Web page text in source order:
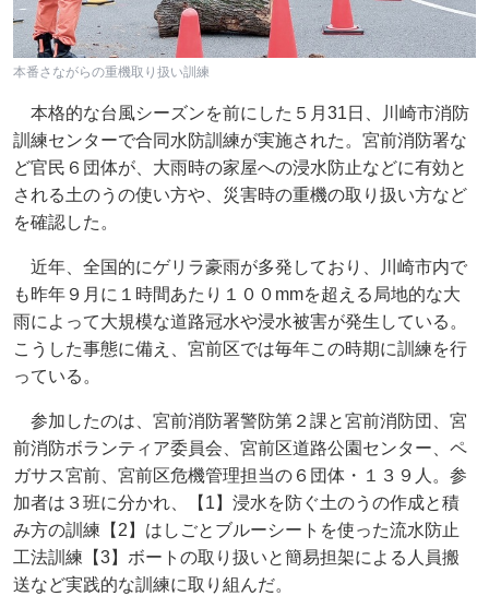
本番さながらの重機取り扱い訓練
本格的な台風シーズンを前にした５月31日、川崎市消防
訓練センターで合同水防訓練が実施された。宮前消防署な
ど官民６団体が、大雨時の家屋への浸水防止などに有効と
される土のうの使い方や、災害時の重機の取り扱い方など
を確認した。
近年、全国的にゲリラ豪雨が多発しており、川崎市内で
も昨年９月に１時間あたり１００mmを超える局地的な大
雨によって大規模な道路冠水や浸水被害が発生している。
こうした事態に備え、宮前区では毎年この時期に訓練を行
っている。
参加したのは、宮前消防署警防第２課と宮前消防団、宮
前消防ボランティア委員会、宮前区道路公園センター、ペ
ガサス宮前、宮前区危機管理担当の６団体・１３９人。参
加者は３班に分かれ、【1】浸水を防ぐ土のうの作成と積
み方の訓練【2】はしごとブルーシートを使った流水防止
工法訓練【3】ボートの取り扱いと簡易担架による人員搬
送など実践的な訓練に取り組んだ。